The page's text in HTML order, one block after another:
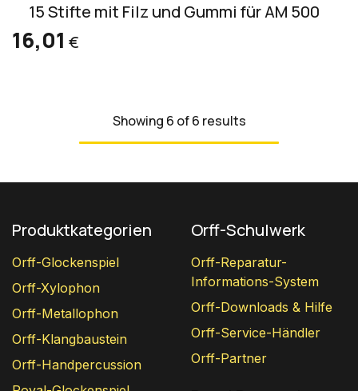
15 Stifte mit Filz und Gummi für AM 500
16,01 €
Showing 6 of 6 results
Produktkategorien
Orff-Glockenspiel
Orff-Xylophon
Orff-Metallophon
Orff-Klangbaustein
Orff-Handpercussion
Orff-Schulwerk
Orff-Reparatur-
Informations-System
Orff-Downloads & Hilfe
Orff-Service-Händler
Orff-Partner